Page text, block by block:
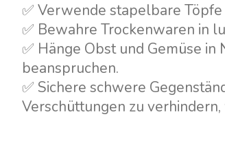
✅ Verwende stapelbare
✅ Bewahre Trockenwaren in
✅ Hänge Obst und Gemüse
beanspruchen.
✅ Sichere schwere
Verschüttungen zu